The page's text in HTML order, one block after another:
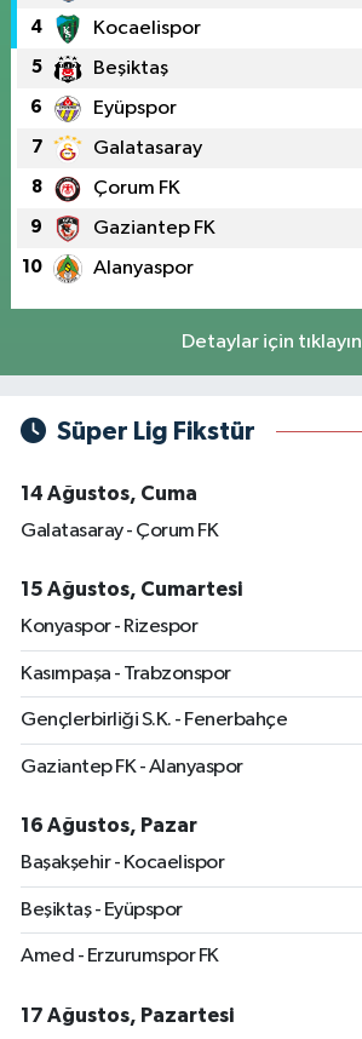
4 Kocaelispor
5 Beşiktaş
6 Eyüpspor
7 Galatasaray
8 Çorum FK
9 Gaziantep FK
10 Alanyaspor
Detaylar için tıklayın
Süper Lig Fikstür
14 Ağustos, Cuma
Galatasaray - Çorum FK
15 Ağustos, Cumartesi
Konyaspor - Rizespor
Kasımpaşa - Trabzonspor
Gençlerbirliği S.K. - Fenerbahçe
Gaziantep FK - Alanyaspor
16 Ağustos, Pazar
Başakşehir - Kocaelispor
Beşiktaş - Eyüpspor
Amed - Erzurumspor FK
17 Ağustos, Pazartesi